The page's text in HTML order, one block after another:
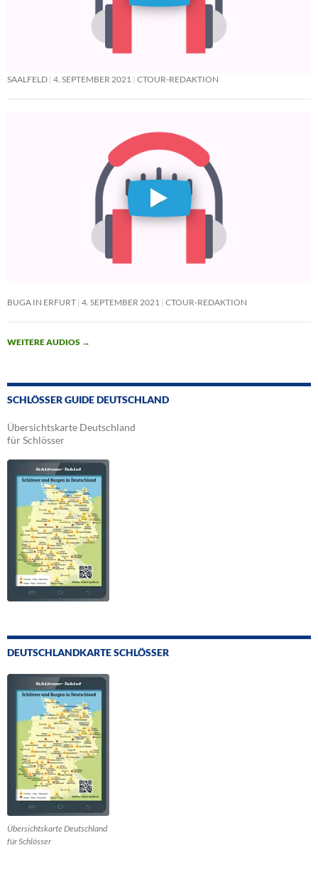
SAALFELD 4. SEPTEMBER 2021 CTOUR-REDAKTION
BUGA IN ERFURT 4. SEPTEMBER 2021 CTOUR-REDAKTION
WEITERE AUDIOS →
SCHLÖSSER GUIDE DEUTSCHLAND
Übersichtskarte Deutschland
für Schlösser
DEUTSCHLANDKARTE SCHLÖSSER
Übersichtskarte Deutschland
für Schlösser